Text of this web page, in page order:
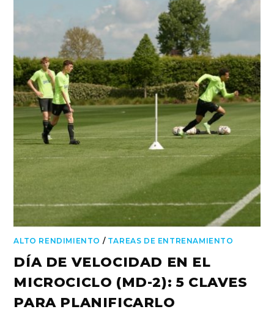
ALTO RENDIMIENTO / TAREAS DE ENTRENAMIENTO
DÍA DE VELOCIDAD EN EL
MICROCICLO (MD-2): 5 CLAVES
PARA PLANIFICARLO